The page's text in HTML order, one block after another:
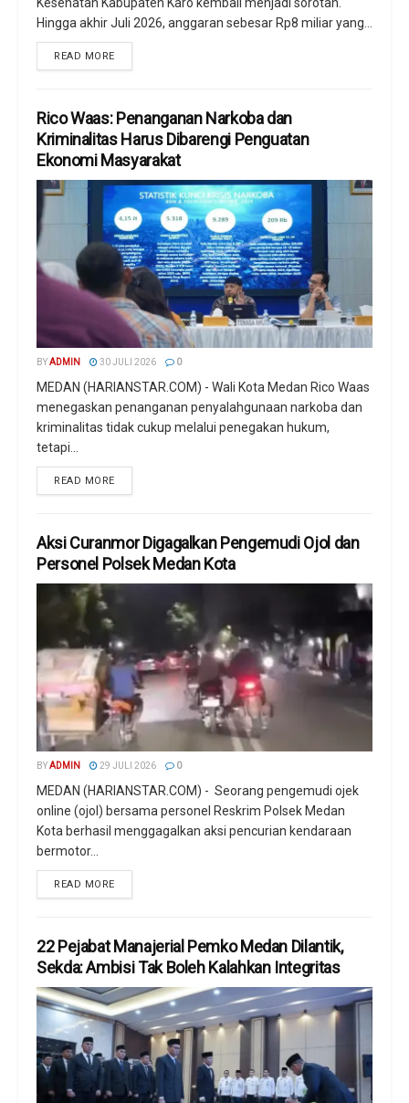
Hingga akhir Juli 2026, anggaran sebesar Rp8 miliar yang...
READ MORE
Rico Waas: Penanganan Narkoba dan
Kriminalitas Harus Dibarengi Penguatan
Ekonomi Masyarakat
BYADMIN 30 JULI 2026 0
MEDAN (HARIANSTAR.COM) - Wali Kota Medan Rico Waas
menegaskan penanganan penyalahgunaan narkoba dan
kriminalitas tidak cukup melalui penegakan hukum,
tetapi...
READ MORE
Aksi Curanmor Digagalkan Pengemudi Ojol dan
Personel Polsek Medan Kota
BYADMIN 29 JULI 2026 0
MEDAN (HARIANSTAR.COM) - Seorang pengemudi ojek
online (ojol) bersama personel Reskrim Polsek Medan
Kota berhasil menggagalkan aksi pencurian kendaraan
bermotor...
READ MORE
22 Pejabat Manajerial Pemko Medan Dilantik,
Sekda: Ambisi Tak Boleh Kalahkan Integritas